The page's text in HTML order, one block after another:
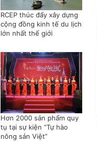
RCEP thúc đẩy xây dựng
cộng đồng kinh tế du lịch
lớn nhất thế giới
Hơn 2000 sản phẩm quy
tụ tại sự kiện “Tự hào
nông sản Việt”